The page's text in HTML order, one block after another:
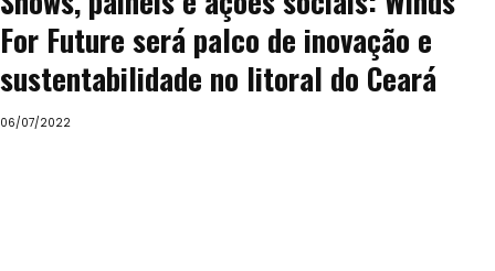
For Future será palco de inovação e
sustentabilidade no litoral do Ceará
06/07/2022